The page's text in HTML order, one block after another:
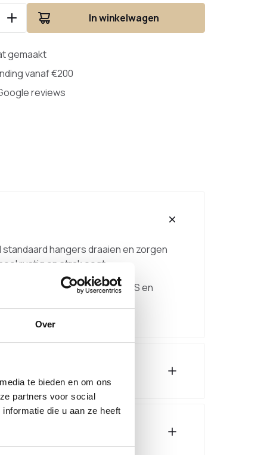
Over
te bieden en om ons
partners voor social
die u aan ze heeft
In winkelwagen
gemaakt
vanaf €200
reviews
hangers draaien en zorgen
rustig en strak oogt.
De boog is uitgevoerd in RVS en